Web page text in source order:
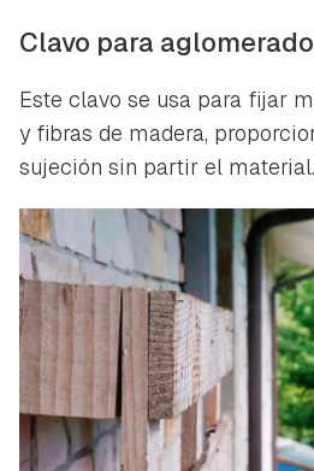
Clavo para aglomerado
Este clavo se usa para fijar
y fibras de madera,
sujeción sin partir el material.